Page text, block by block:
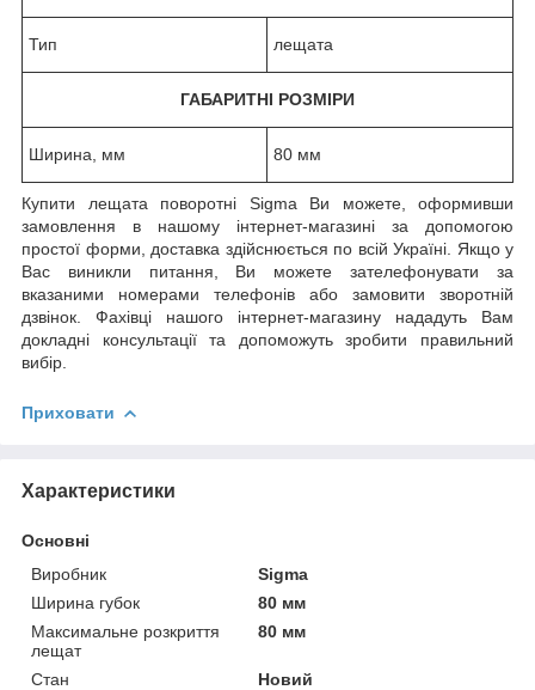
Тип лещата
ГАБАРИТНІ РОЗМІРИ
Ширина, мм 80 мм
Купити лещата поворотні Sigma Ви можете, оформивши
замовлення в нашому інтернет-магазині за допомогою
простої форми, доставка здійснюється по всій Україні. Якщо у
Вас виникли питання, Ви можете зателефонувати за
вказаними номерами телефонів або замовити зворотній
дзвінок. Фахівці нашого інтернет-магазину нададуть Вам
докладні консультації та допоможуть зробити правильний
вибір.
Приховати
Характеристики
Основні
Виробник
Sigma
Ширина губок
80 мм
Максимальне розкриття
лещат
80 мм
Стан
Новий